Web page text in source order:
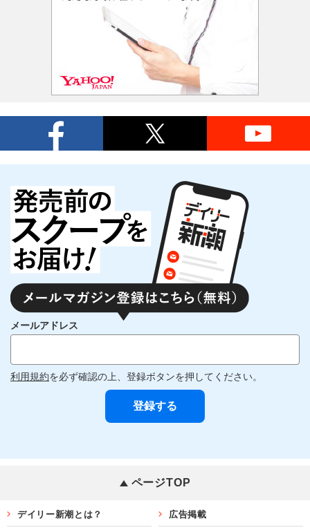
メールアドレス
利用規約を必ず確認の上、登録ボタンを押してください。
ページTOP
デイリー新潮とは？ 広告掲載